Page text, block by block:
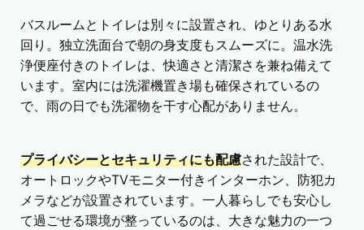
バスルームとトイレは別々に設置され、ゆとりある水
回り。独立洗面台で朝の身支度もスムーズに。温水洗
浄便座付きのトイレは、快適さと清潔さを兼ね備えて
います。室内には洗濯機置き場も確保されているの
で、雨の日でも洗濯物を干す心配がありません。
プライバシーとセキュリティにも配慮された設計で、
オートロックやTVモニター付きインターホン、防犯カ
メラなどが設置されています。一人暮らしでも安心し
て過ごせる環境が整っているのは、大きな魅力の一つ